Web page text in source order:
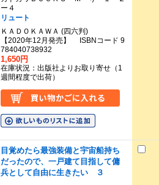
ー４
リュート
ＫＡＤＯＫＡＷＡ (四六判)
【2020年12月発売】 ISBNコード 9
784040738932
1,650円
在庫状況：出版社よりお取り寄せ（1
週間程度で出荷）
目覚めたら最強装備と宇宙船持ち
だったので、一戸建て目指して傭
兵として自由に生きたい ３